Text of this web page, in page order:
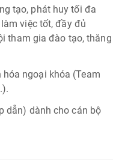
tạo, phát huy tối đa
việc tốt, đầy đủ
tham gia đào tạo, thăng
ngoại khóa (Team
dẫn) dành cho cán bộ